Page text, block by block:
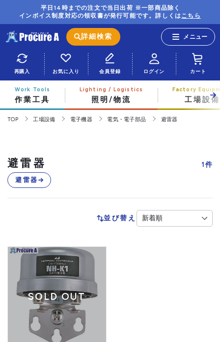
平日14時までの注文で当日出荷 ※一部商品除く
インボイス制度対応の領収書が発行可能です。詳しくはこちら
詳細検索
再購入 お気に入り 会員登録 ログイン カート
作業工具 照明/物流 工場設備
TOP 工場設備 電子機器 電気・電子部品 避雷器
避雷器 1件
避雷器
並び替え
SOLD OUT